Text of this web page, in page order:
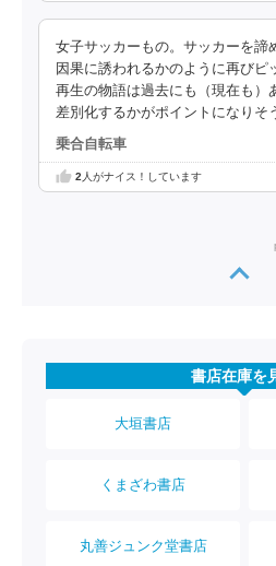
女子サッカーもの。サッカーを諦
因果に誘われるかのように再びピ
再生の物語は過去にも（現在も）
差別化するかがポイントになりそ
乗合自転車
2人がナイス！しています
書店在庫を
大垣書店
くまざわ書店
丸善ジュンク堂書店